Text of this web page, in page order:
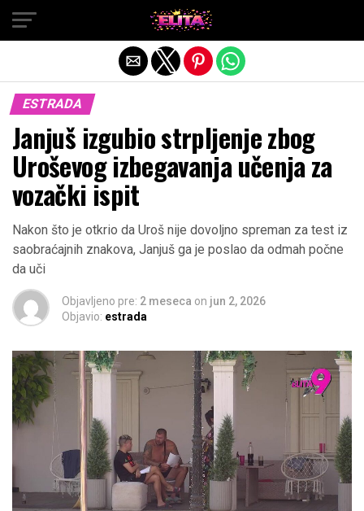
ESTRADA
Janjuš izgubio strpljenje zbog
Uroševog izbegavanja učenja za
vozački ispit
Nakon što je otkrio da Uroš nije dovoljno spreman za test iz
saobraćajnih znakova, Janjuš ga je poslao da odmah počne
da uči
Objavljeno pre: 2 meseca on jun 2, 2026
Objavio: estrada
Exit mobile version